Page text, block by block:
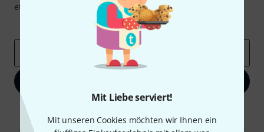
Mit Liebe serviert!
Mit unseren Cookies möchten wir Ihnen ein
etwas Glück einen von 50 Gutscheinenüber jeweils
Inspirierende Beiträge
Deals
Mit Klick auf „Jetzt anmelden“ stimmen Sie dem Erhalt von E-Mail-
Werbung und einer Messung des E-Mail-Nutzungsverhaltens zu. Die
Abmeldung ist jederzeit möglich. Weitere Informationen finden Sie in